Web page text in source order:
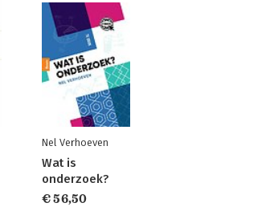
Nel Verhoeven
Wat is
onderzoek?
€ 56,50